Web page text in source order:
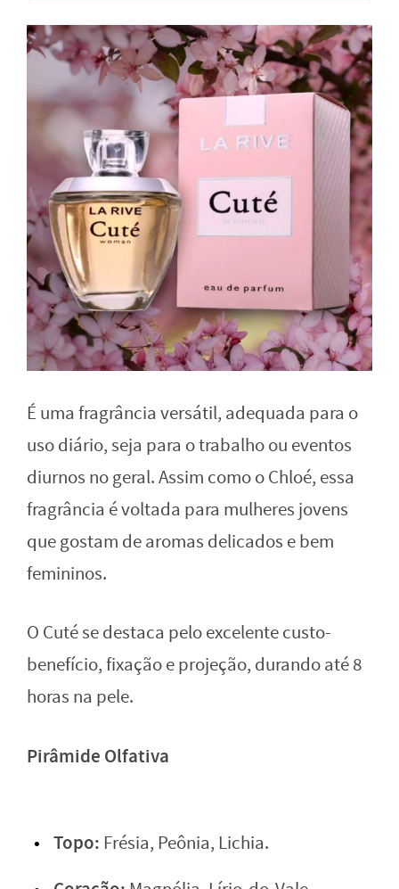
É uma fragrância versátil, adequada para o
uso diário, seja para o trabalho ou eventos
diurnos no geral. Assim como o Chloé, essa
fragrância é voltada para mulheres jovens
que gostam de aromas delicados e bem
femininos.
O Cuté se destaca pelo excelente custo-
benefício, fixação e projeção, durando até 8
horas na pele.
Pirâmide Olfativa
Topo: Frésia, Peônia, Lichia.